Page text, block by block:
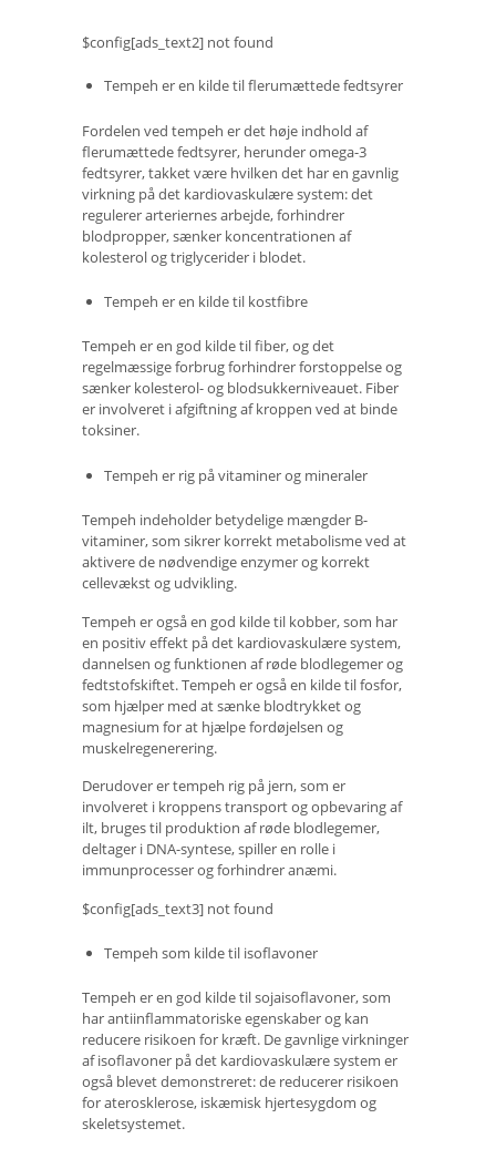
$config[ads_text2] not found
Tempeh er en kilde til flerumættede fedtsyrer
Fordelen ved tempeh er det høje indhold af
flerumættede fedtsyrer, herunder omega-3
fedtsyrer, takket være hvilken det har en gavnlig
virkning på det kardiovaskulære system: det
regulerer arteriernes arbejde, forhindrer
blodpropper, sænker koncentrationen af ​​
kolesterol og triglycerider i blodet.
Tempeh er en kilde til kostfibre
Tempeh er en god kilde til fiber, og det
regelmæssige forbrug forhindrer forstoppelse og
sænker kolesterol- og blodsukkerniveauet. Fiber
er involveret i afgiftning af kroppen ved at binde
toksiner.
Tempeh er rig på vitaminer og mineraler
Tempeh indeholder betydelige mængder B-
vitaminer, som sikrer korrekt metabolisme ved at
aktivere de nødvendige enzymer og korrekt
cellevækst og udvikling.
Tempeh er også en god kilde til kobber, som har
en positiv effekt på det kardiovaskulære system,
dannelsen og funktionen af ​​røde blodlegemer og
fedtstofskiftet. Tempeh er også en kilde til fosfor,
som hjælper med at sænke blodtrykket og
magnesium for at hjælpe fordøjelsen og
muskelregenerering.
Derudover er tempeh rig på jern, som er
involveret i kroppens transport og opbevaring af
ilt, bruges til produktion af røde blodlegemer,
deltager i DNA-syntese, spiller en rolle i
immunprocesser og forhindrer anæmi.
$config[ads_text3] not found
Tempeh som kilde til isoflavoner
Tempeh er en god kilde til sojaisoflavoner, som
har antiinflammatoriske egenskaber og kan
reducere risikoen for kræft. De gavnlige virkninger
af isoflavoner på det kardiovaskulære system er
også blevet demonstreret: de reducerer risikoen
for aterosklerose, iskæmisk hjertesygdom og
skeletsystemet.